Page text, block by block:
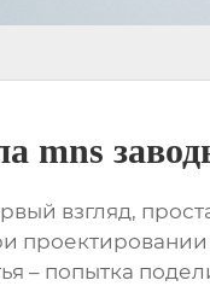
mns
взгляд,
– попытка